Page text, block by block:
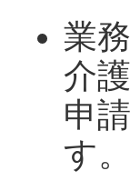
業
介
申
す。